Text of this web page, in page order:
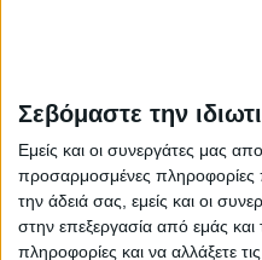
Σεβόμαστε την
Εμείς και οι συνεργάτες μας
προσαρμοσμένες πληροφορίες
την άδειά σας, εμείς και οι
στην επεξεργασία από εμάς
πληροφορίες και να αλλάξετε